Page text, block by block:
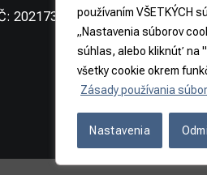
používaním VŠETKÝCH
„Nastavenia súborov
súhlas, alebo kliknúť na
všetky cookie okrem
Zásady používania
Nastavenia
2021733065